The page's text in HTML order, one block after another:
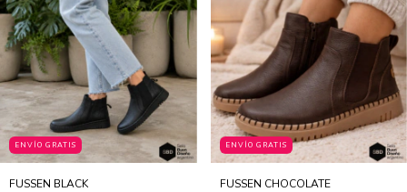
ENVÍO GRATIS
FUSSEN BLACK
ENVÍO GRATIS
FUSSEN CHOCOLATE